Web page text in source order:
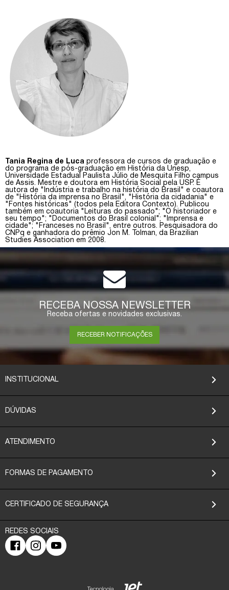
Tania Regina de Luca professora de cursos de graduação e
do programa de pós-graduação em História da Unesp,
Universidade Estadual Paulista Júlio de Mesquita Filho campus
de Assis. Mestre e doutora em História Social pela USP. É
autora de "Indústria e trabalho na história do Brasil" e coautora
de "História da imprensa no Brasil", "História da cidadania" e
"Fontes históricas" (todos pela Editora Contexto). Publicou
também em coautoria "Leituras do passado"; "O historiador e
seu tempo"; "Documentos do Brasil colonial"; "Imprensa e
cidade"; "Franceses no Brasil", entre outros. Pesquisadora do
CNPq e ganhadora do prêmio Jon M. Tolman, da Brazilian
Studies Association em 2008.
RECEBA NOSSA NEWSLETTER
Receba ofertas e novidades exclusivas.
RECEBER NOTIFICAÇÕES
INSTITUCIONAL
DÚVIDAS
ATENDIMENTO
FORMAS DE PAGAMENTO
CERTIFICADO DE SEGURANÇA